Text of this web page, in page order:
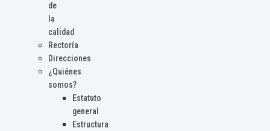
de
la
calidad
Rectoría
Direcciones
¿Quiénes
somos?
Estatuto
general
Estructura